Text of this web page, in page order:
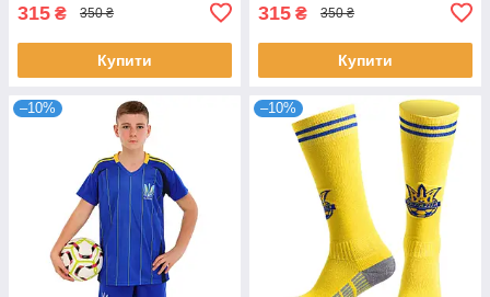
315 ₴ 350 ₴
Купити
315 ₴ 350 ₴
Купити
–10% –10%